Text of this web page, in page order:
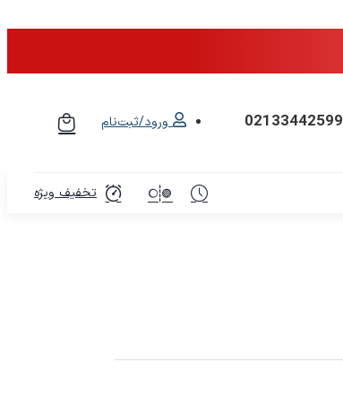
02133442599 ورود/ثبت‌نام
تخفیف ویژه